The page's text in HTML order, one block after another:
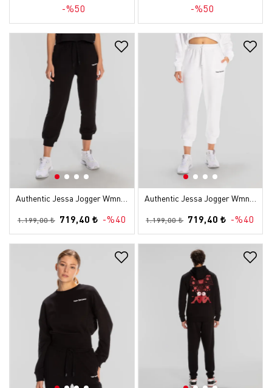
-%50
-%50
1.199,00 ₺ 719,40 ₺ -%40 1.199,00 ₺ 719,40 ₺ -%40